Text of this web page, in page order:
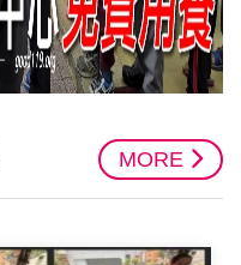
MORE